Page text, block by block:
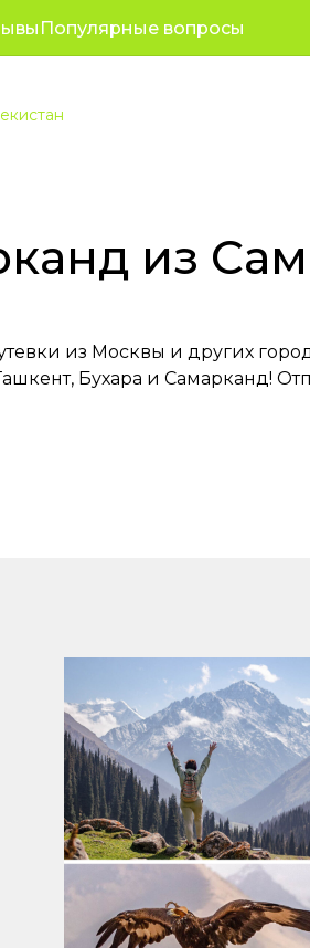
Режим работы с 10 до
Популярные вопросы
из
из Москвы и других
Бухара и Самарканд!